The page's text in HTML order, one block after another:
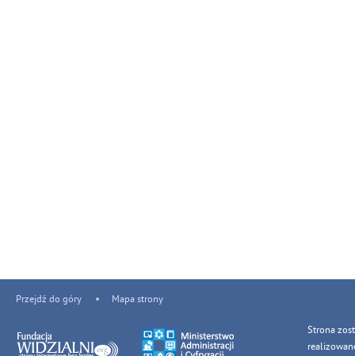
Przejdź do góry Mapa strony
Strona